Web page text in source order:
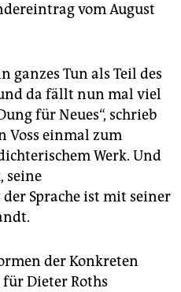
vom August
ganzes Tun als Teil des
da fällt nun mal viel
für Neues“, schrieb
Voss einmal zum
Werk. Und
seine
Sprache ist mit seiner
der Konkreten
Dieter Roths